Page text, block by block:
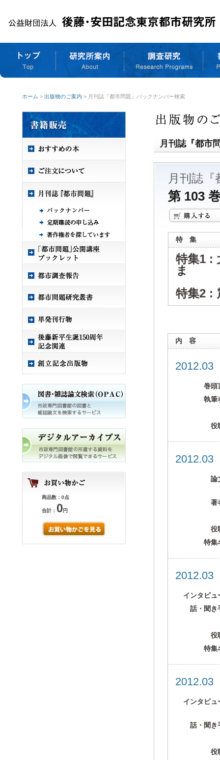
ホーム > 出版物のご案内 > 月刊誌『都市問題』バックナンバー検索
商品数：0点
合計： 0円
月刊誌『都市
月刊誌『
第 103
特 集
特集1 :
ま
特集2 :
内 容
巻頭
執筆
役
論
著
役
特集
インタビュ
話・聞き
役
特集
インタビュ
話・聞き
役